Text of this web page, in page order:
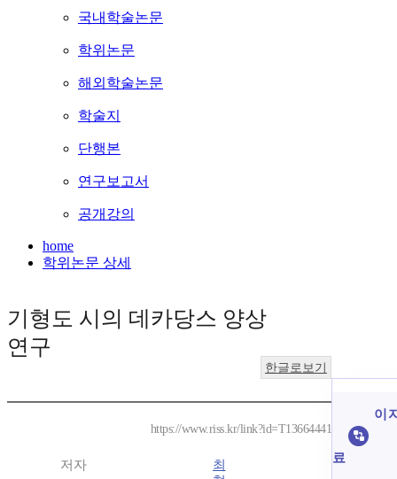
국내학술논문
학위논문
해외학술논문
학술지
단행본
연구보고서
공개강의
home
학위논문 상세
기형도 시의 데카당스 양상
연구
한글로보기
https://www.riss.kr/link?id=T13664441
저자
최
이
료